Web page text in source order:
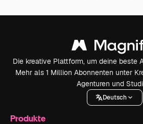
Die kreative Plattform, um deine beste
Mehr als 1 Million Abonnenten unter
Agenturen und
Deutsch
Produkte